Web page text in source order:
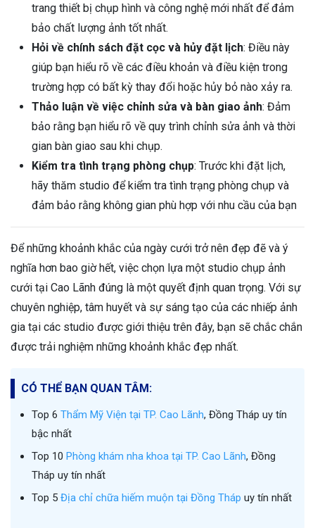
trang thiết bị chụp hình và công nghệ mới nhất để đảm
bảo chất lượng ảnh tốt nhất.
Hỏi về chính sách đặt cọc và hủy đặt lịch: Điều này
giúp bạn hiểu rõ về các điều khoản và điều kiện trong
trường hợp có bất kỳ thay đổi hoặc hủy bỏ nào xảy ra.
Thảo luận về việc chỉnh sửa và bàn giao ảnh: Đảm
bảo rằng bạn hiểu rõ về quy trình chỉnh sửa ảnh và thời
gian bàn giao sau khi chụp.
Kiểm tra tình trạng phòng chụp: Trước khi đặt lịch,
hãy thăm studio để kiểm tra tình trạng phòng chụp và
đảm bảo rằng không gian phù hợp với nhu cầu của bạn
Để những khoảnh khắc của ngày cưới trở nên đẹp đẽ và ý
nghĩa hơn bao giờ hết, việc chọn lựa một studio chụp ảnh
cưới tại Cao Lãnh đúng là một quyết định quan trọng. Với sự
chuyên nghiệp, tâm huyết và sự sáng tạo của các nhiếp ảnh
gia tại các studio được giới thiệu trên đây, bạn sẽ chắc chắn
được trải nghiệm những khoảnh khắc đẹp nhất.
CÓ THỂ BẠN QUAN TÂM:
Top 6 Thẩm Mỹ Viện tại TP. Cao Lãnh, Đồng Tháp uy tín
bậc nhất
Top 10 Phòng khám nha khoa tại TP. Cao Lãnh, Đồng
Tháp uy tín nhất
Top 5 Địa chỉ chữa hiếm muộn tại Đồng Tháp uy tín nhất